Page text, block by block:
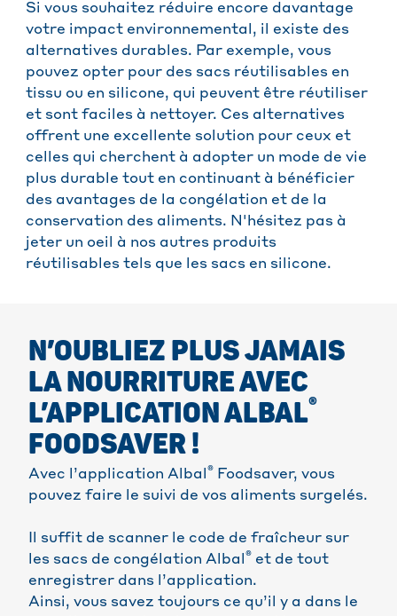
Si vous souhaitez réduire encore davantage
votre impact environnemental, il existe des
alternatives durables. Par exemple, vous
pouvez opter pour des sacs réutilisables en
tissu ou en silicone, qui peuvent être réutiliser
et sont faciles à nettoyer. Ces alternatives
offrent une excellente solution pour ceux et
celles qui cherchent à adopter un mode de vie
plus durable tout en continuant à bénéficier
des avantages de la congélation et de la
conservation des aliments. N'hésitez pas à
jeter un oeil à nos autres produits
réutilisables tels que les sacs en silicone.
N’OUBLIEZ PLUS JAMAIS
LA NOURRITURE AVEC
L’APPLICATION ALBAL®
FOODSAVER !
Avec l’application Albal ® Foodsaver, vous
pouvez faire le suivi de vos aliments surgelés.
Il suffit de scanner le code de fraîcheur sur
les sacs de congélation Albal ® et de tout
enregistrer dans l’application.
Ainsi, vous savez toujours ce qu’il y a dans le